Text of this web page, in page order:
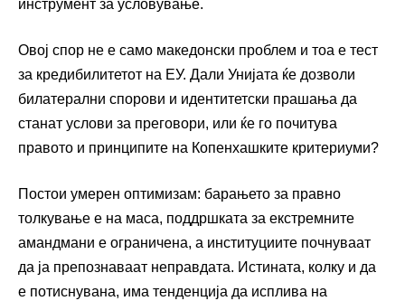
инструмент за условување.
Овој спор не е само македонски проблем и тоа е тест
за кредибилитетот на ЕУ. Дали Унијата ќе дозволи
билатерални спорови и идентитетски прашања да
станат услови за преговори, или ќе го почитува
правото и принципите на Копенхашките критериуми?
Постои умерен оптимизам: барањето за правно
толкување е на маса, поддршката за екстремните
амандмани е ограничена, а институциите почнуваат
да ја препознаваат неправдата. Истината, колку и да
е потиснувана, има тенденција да исплива на